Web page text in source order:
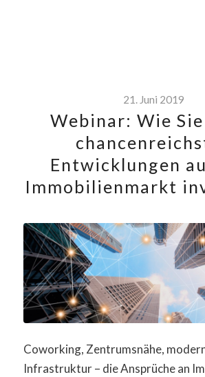
21. Juni 2019
Webinar: Wie
Entwicklungen
Immobilienmarkt
Coworking, Zentrumsnähe,
Infrastruktur – die Ansprüche an